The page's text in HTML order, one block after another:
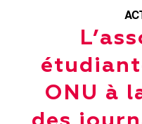
ONU à